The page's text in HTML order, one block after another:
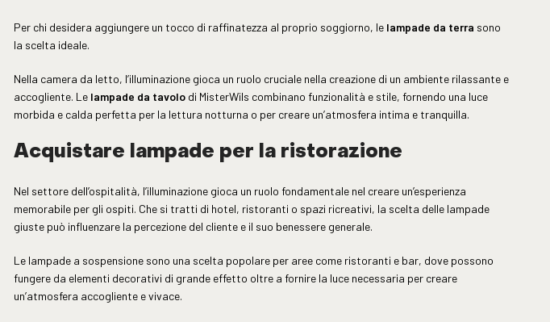
Per chi desidera aggiungere un tocco di raffinatezza al proprio soggiorno, le lampade da terra sono
la scelta ideale.
Nella camera da letto, l’illuminazione gioca un ruolo cruciale nella creazione di un ambiente rilassante e
accogliente. Lelampade da tavolodi MisterWils combinano funzionalità e stile, fornendo una luce
morbida e calda perfetta per la lettura notturna o per creare un’atmosfera intima e tranquilla.
Acquistare lampade per la ristorazione
Nel settore dell’ospitalità, l’illuminazione gioca un ruolo fondamentale nel creare un’esperienza
memorabile per gli ospiti. Che si tratti di hotel, ristoranti o spazi ricreativi, la scelta delle lampade
giuste può influenzare la percezione del cliente e il suo benessere generale.
Le lampade a sospensione sono una scelta popolare per aree come ristoranti e bar, dove possono
fungere da elementi decorativi di grande effetto oltre a fornire la luce necessaria per creare
un’atmosfera accogliente e vivace.